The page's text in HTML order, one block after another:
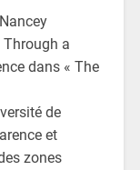
Through a
dans « The
de
et
zones